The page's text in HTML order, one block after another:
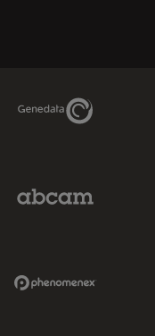
Genedata Link